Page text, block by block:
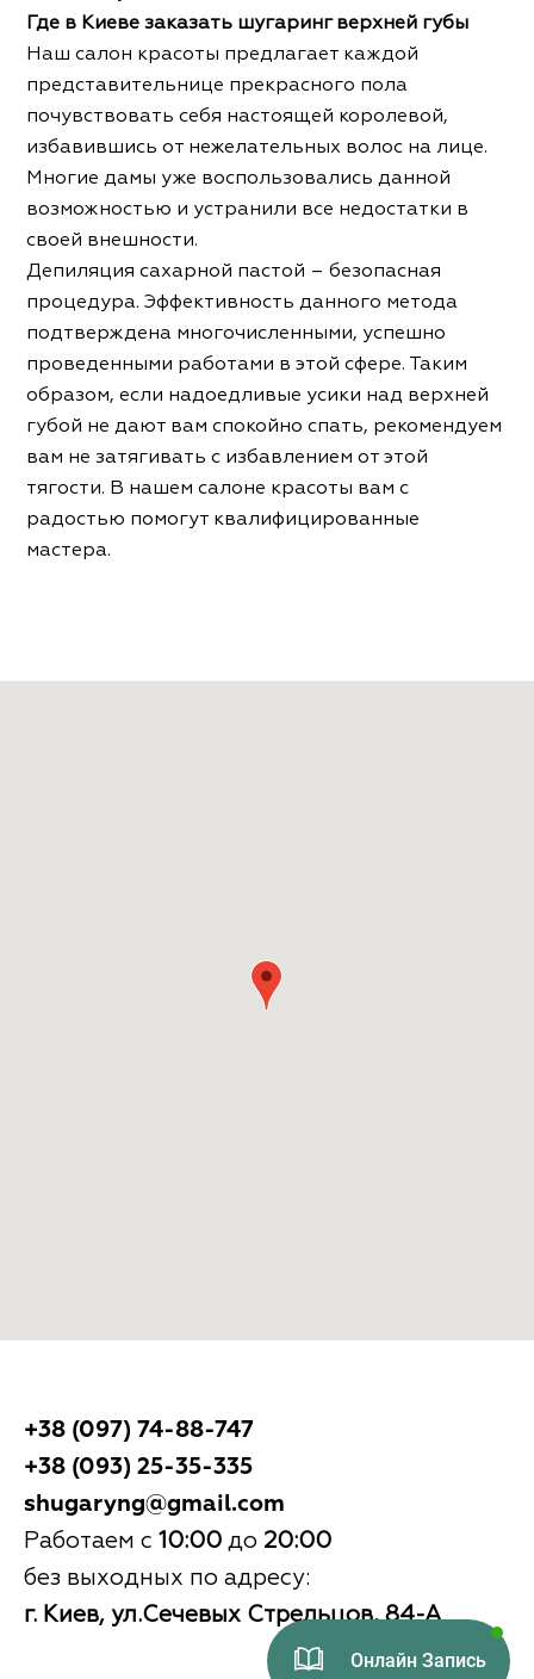
Где в Киеве заказать шугаринг верхней губы
Наш салон красоты предлагает каждой
представительнице прекрасного пола
почувствовать себя настоящей королевой,
избавившись от нежелательных волос на лице.
Многие дамы уже воспользовались данной
возможностью и устранили все недостатки в
своей внешности.
Депиляция сахарной пастой – безопасная
процедура. Эффективность данного метода
подтверждена многочисленными, успешно
проведенными работами в этой сфере. Таким
образом, если надоедливые усики над верхней
губой не дают вам спокойно спать, рекомендуем
вам не затягивать с избавлением от этой
тягости. В нашем салоне красоты вам с
радостью помогут квалифицированные
мастера.
+38 (097) 74-88-747
+38 (093) 25-35-335
shugaryng@gmail.com
Работаем с 10:00 до 20:00
без выходных по адресу:
г. Киев, ул.Сечевых Стрельцов, 84-А
Онлайн Запись